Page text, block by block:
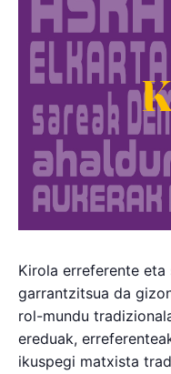
Kirola erreferente
garrantzitsua da
rol-mundu
ereduak,
ikuspegi matxista